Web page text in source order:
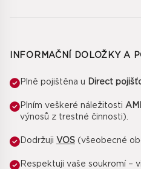
INFORMAČNÍ DOLOŽKY A
Plně pojištěna u Direct
Plním veškeré náležitosti
výnosů z trestné činnosti).
Dodržuji VOS (všeobecné
Respektuji vaše soukromí –